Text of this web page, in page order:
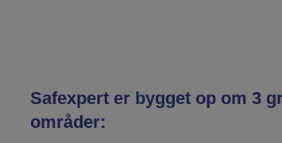
Safexpert er bygget op om 3
områder: